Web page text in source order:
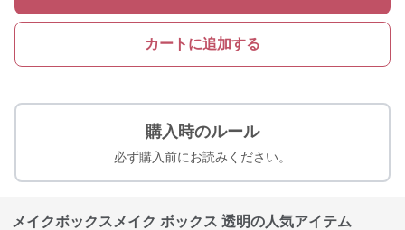
カートに追加する
購入時のルール
必ず購入前にお読みください。
メイクボックスメイク ボックス 透明の人気アイテム